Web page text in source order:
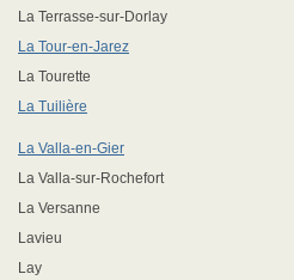
La Terrasse-sur-Dorlay
La Tour-en-Jarez
La Tourette
La Tuilière
La Valla-en-Gier
La Valla-sur-Rochefort
La Versanne
Lavieu
Lay